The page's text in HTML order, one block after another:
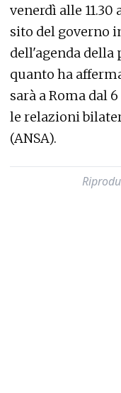
venerdì alle 11.30
sito del governo
dell'agenda della
quanto ha
sarà a Roma dal
le relazioni
(ANSA).